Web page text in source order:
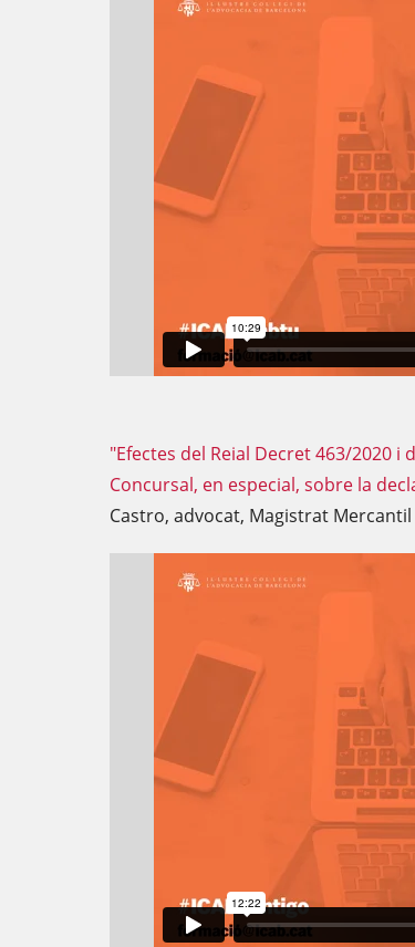
"Efectes del Reial Decret 463/2020 i
Concursal, en especial, sobre la
Castro, advocat, Magistrat Mercantil